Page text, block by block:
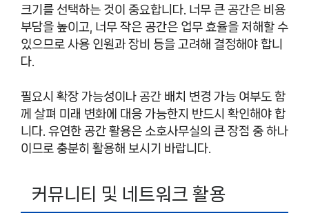
크기를 선택하는 것이 중요합니다. 너무 큰 공간은 비용
부담을 높이고, 너무 작은 공간은 업무 효율을 저해할 수
있으므로 사용 인원과 장비 등을 고려해 결정해야 합니
다.
필요시 확장 가능성이나 공간 배치 변경 가능 여부도 함
께 살펴 미래 변화에 대응 가능한지 반드시 확인해야 합
니다. 유연한 공간 활용은 소호사무실의 큰 장점 중 하나
이므로 충분히 활용해 보시기 바랍니다.
커뮤니티 및 네트워크 활용